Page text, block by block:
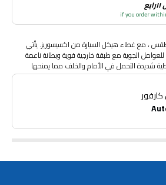
if you order
، مع غطاء هيكل السيارة من اكسيسوريز. يأتي
للعوامل الجوية مع طبقة خارجية قوية وبطانة ناعمة
التحمل في الأمام والخلف مما يمنحها
مع حقيبة حمل حتى تتمكن من تعبئتها عندما لا تكون
وفضلات الطيور. سهل التركيب: ضعه على
الغطاء فوق الجزء العلوي من السيارة وقم بتثبيته
والمتانة مع القدرة على المنافسة من حيث التكلفة.